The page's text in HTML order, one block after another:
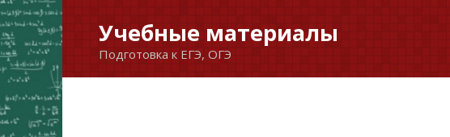
Перейти
к
содержанию
Учебные материалы
Подготовка к ЕГЭ, ОГЭ